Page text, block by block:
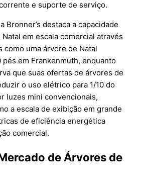
e suporte de serviço.
Bronner’s destaca a capacidade
em escala comercial através
como uma árvore de Natal
pés em Frankenmuth, enquanto
que suas ofertas de árvores de
o uso elétrico para 1/10 do
luzes mini convencionais,
a escala de exibição em grande
de eficiência energética
comercial.
de Árvores de